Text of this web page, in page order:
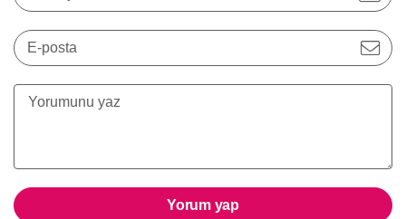
E-posta
Yorum yap